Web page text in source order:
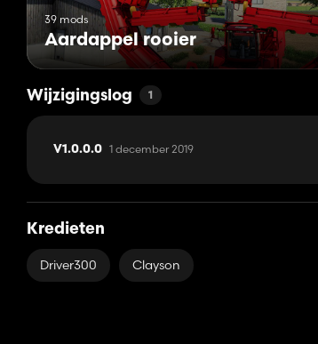
39 mods
Aardappel rooier
Wijzigingslog 1
V1.0.0.0 1 december 2019
Kredieten
Driver300 Clayson